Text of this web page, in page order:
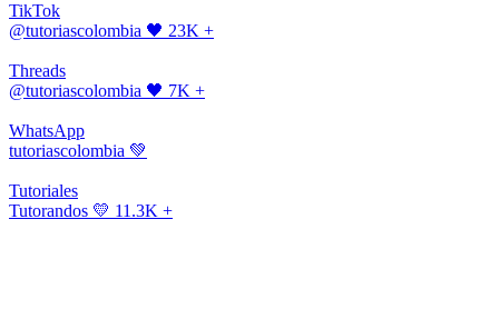
TikTok
@tutoriascolombia 🖤 23K +
Threads
@tutoriascolombia 🖤 7K +
WhatsApp
tutoriascolombia 💚
Tutoriales
Tutorandos 💛 11.3K +